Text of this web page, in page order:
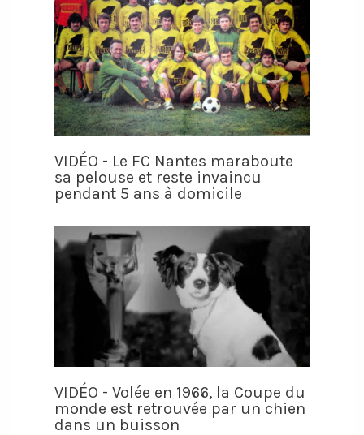
VIDÉO - Le FC Nantes maraboute
sa pelouse et reste invaincu
pendant 5 ans à domicile
VIDÉO - Volée en 1966, la Coupe du
monde est retrouvée par un chien
dans un buisson